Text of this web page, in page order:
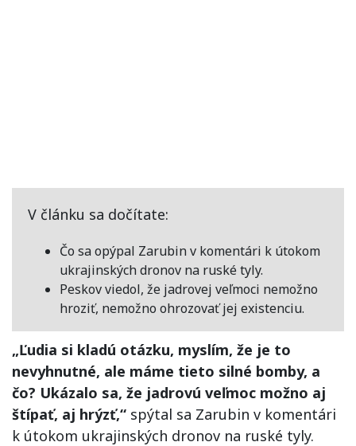
V článku sa dočítate:
Čo sa opýpal Zarubin v komentári k útokom
ukrajinských dronov na ruské tyly.
Peskov viedol, že jadrovej veľmoci nemožno
hroziť, nemožno ohrozovať jej existenciu.
„Ľudia si kladú otázku, myslím, že je to
nevyhnutné, ale máme tieto silné bomby, a
čo? Ukázalo sa, že jadrovú veľmoc možno aj
štípať, aj hrýzť,“ spýtal sa Zarubin v komentári
k útokom ukrajinských dronov na ruské tyly.